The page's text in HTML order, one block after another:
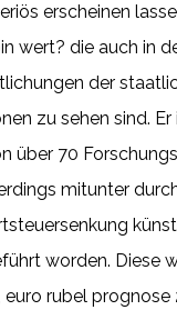
erscheinen
wert? die auch in
der
zu sehen sind.
über 70
mitunter
worden. Diese
rubel prognose